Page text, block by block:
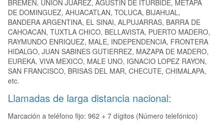
BREMEN, UNION JUAREZ, AGUSTIN DE ITURBIDE, METAPA
DE DOMINGUEZ, AHUACATLAN, TOLUCA, BIJAHUAL,
BANDERA ARGENTINA, EL SINAI, ALPUJARRAS, BARRA DE
CAHOACAN, TUXTLA CHICO, BELLAVISTA, PUERTO MADERO,
RAYMUNDO ENRIQUEZ, MALE, INDEPENDENCIA, FRONTERA
HIDALGO, JUAN SABINES GUTIERREZ, MAZAPA DE MADERO,
EUREKA, VIVA MEXICO, MALE UNO, IGNACIO LOPEZ RAYON,
SAN FRANCISCO, BRISAS DEL MAR, CHECUTE, CHIMALAPA,
etc.
Llamadas de larga distancia nacional:
Marcación a teléfono fijo: 962 + 7 dígitos (Número telefónico)